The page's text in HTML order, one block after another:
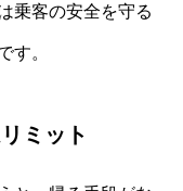
乗客の安全を守る
す。
ミット